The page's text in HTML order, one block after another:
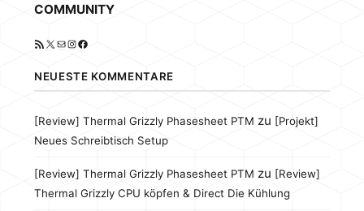
COMMUNITY
RSS-Feed
X E-MailInstagram
Facebook
NEUESTE KOMMENTARE
[Review] Thermal Grizzly Phasesheet PTM zu [Projekt]
Neues Schreibtisch Setup
[Review] Thermal Grizzly Phasesheet PTM zu [Review]
Thermal Grizzly CPU köpfen & Direct Die Kühlung